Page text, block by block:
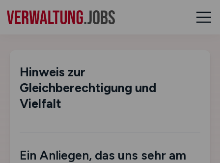
Hinweis zur
Gleichberechtigung und
Vielfalt
Ein Anliegen, das uns sehr am